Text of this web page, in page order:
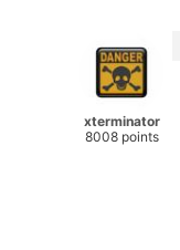
xterminator
8008 points